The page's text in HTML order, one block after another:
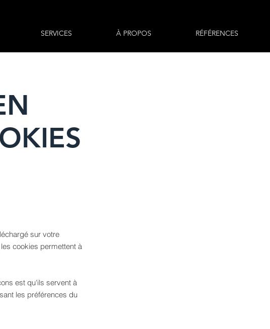
SERVICES À PROPOS RÉFÉRENCES
sur votre
cookies permettent à
est qu'ils servent à
les préférences du